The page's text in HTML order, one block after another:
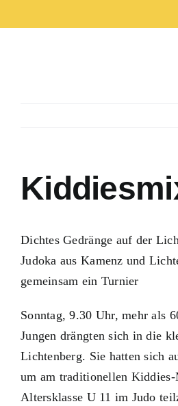
Inhalt
Dichtes Gedränge auf der
Judoka aus Kamenz und
gemeinsam ein Turnier
Sonntag, 9.30 Uhr, mehr als
Jungen drängten sich in die
Lichtenberg. Sie hatten sich
um am traditionellen
Altersklasse U 11 im Judo